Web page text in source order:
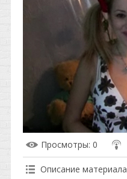
Просмотры: 0
Описание материала